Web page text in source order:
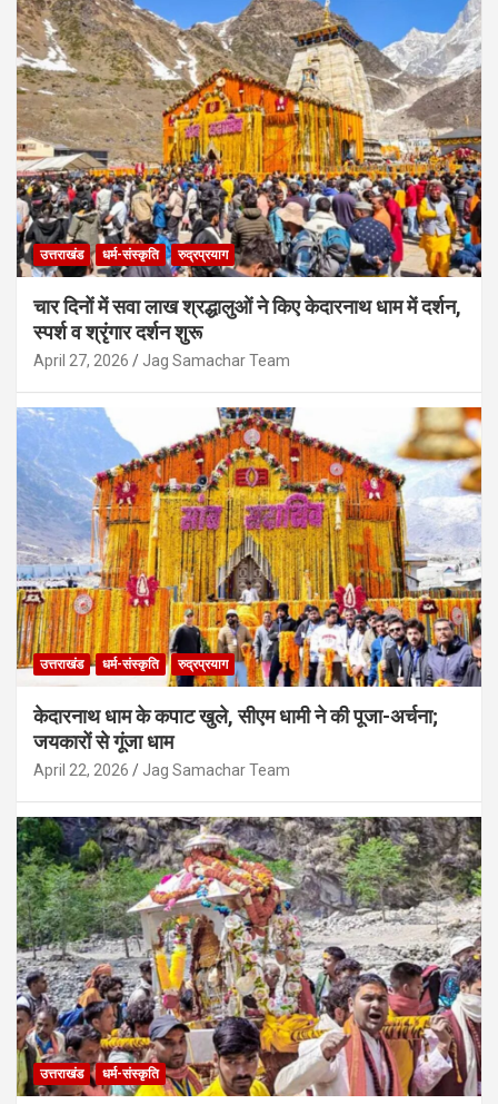
बड़ा फैसला, एमडीडीए ने 25 प्रस्ताव किए मंजूर
August 5, 2026 Jag Samachar Team
उत्तराखंड
जौनपुर-रवांई को एसटी दर्जा देने की मांग फिर हुई
तेज, जनप्रतिनिधियों ने पूरे क्षेत्र को शामिल करने
की उठाई आवाज
August 5, 2026 Jag Samachar Team
उत्तराखंड धर्म-संस्कृति रुद्रप्रयाग
चार दिनों में सवा लाख श्रद्धालुओं ने किए केदारनाथ धाम में दर्शन,
स्पर्श व श्रृंगार दर्शन शुरू
April 27, 2026 Jag Samachar Team
उत्तराखंड धर्म-संस्कृति रुद्रप्रयाग
केदारनाथ धाम के कपाट खुले, सीएम धामी ने की पूजा-अर्चना;
जयकारों से गूंजा धाम
April 22, 2026 Jag Samachar Team
उत्तराखंड धर्म-संस्कृति